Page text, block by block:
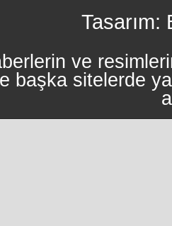
Tasarım:
ve
başka sitelerde